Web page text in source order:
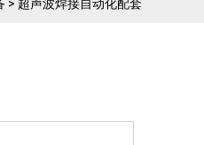
> 超声波焊接自动化配套
02、电箱模块化